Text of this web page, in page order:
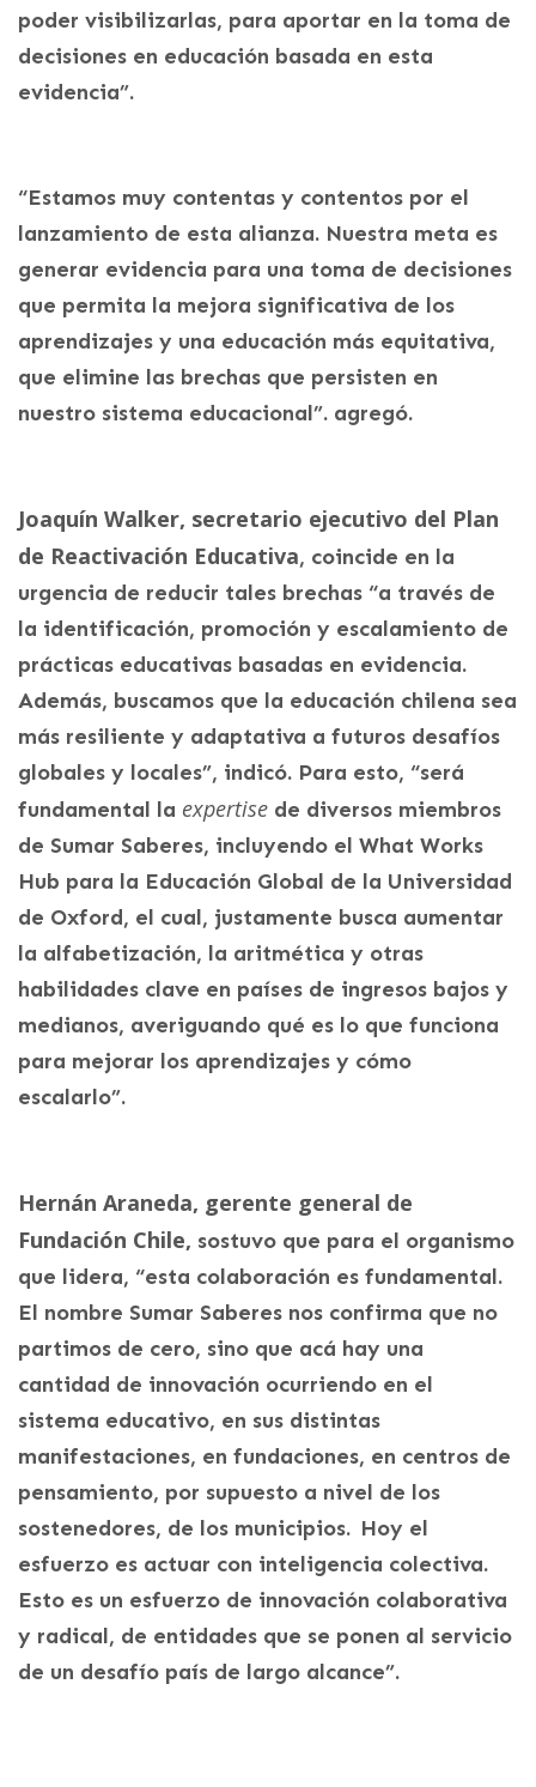
poder visibilizarlas, para aportar en la toma de
decisiones en educación basada en esta
evidencia”.
“Estamos muy contentas y contentos por el
lanzamiento de esta alianza. Nuestra meta es
generar evidencia para una toma de decisiones
que permita la mejora significativa de los
aprendizajes y una educación más equitativa,
que elimine las brechas que persisten en
nuestro sistema educacional”. agregó.
Joaquín Walker, secretario ejecutivo del Plan
de Reactivación Educativa, coincide en la
urgencia de reducir tales brechas “a través de
la identificación, promoción y escalamiento de
prácticas educativas basadas en evidencia.
Además, buscamos que la educación chilena sea
más resiliente y adaptativa a futuros desafíos
globales y locales”, indicó. Para esto, “será
fundamental la expertise de diversos miembros
de Sumar Saberes, incluyendo el What Works
Hub para la Educación Global de la Universidad
de Oxford, el cual, justamente busca aumentar
la alfabetización, la aritmética y otras
habilidades clave en países de ingresos bajos y
medianos, averiguando qué es lo que funciona
para mejorar los aprendizajes y cómo
escalarlo”.
Hernán Araneda, gerente general de
Fundación Chile, sostuvo que para el organismo
que lidera, “esta colaboración es fundamental.
El nombre Sumar Saberes nos confirma que no
partimos de cero, sino que acá hay una
cantidad de innovación ocurriendo en el
sistema educativo, en sus distintas
manifestaciones, en fundaciones, en centros de
pensamiento, por supuesto a nivel de los
sostenedores, de los municipios. Hoy el
esfuerzo es actuar con inteligencia colectiva.
Esto es un esfuerzo de innovación colaborativa
y radical, de entidades que se ponen al servicio
de un desafío país de largo alcance”.